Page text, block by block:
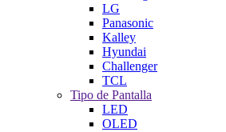
LG
Panasonic
Kalley
Hyundai
Challenger
TCL
Tipo de Pantalla
LED
OLED